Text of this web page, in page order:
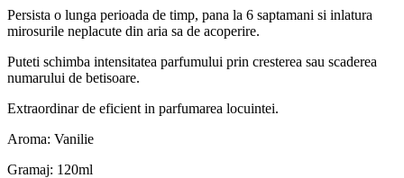
Persista o lunga perioada de timp, pana la 6 saptamani si inlatura
mirosurile neplacute din aria sa de acoperire.
Puteti schimba intensitatea parfumului prin cresterea sau scaderea
numarului de betisoare.
Extraordinar de eficient in parfumarea locuintei.
Aroma: Vanilie
Gramaj: 120ml